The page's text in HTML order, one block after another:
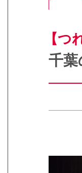
【つ
千葉